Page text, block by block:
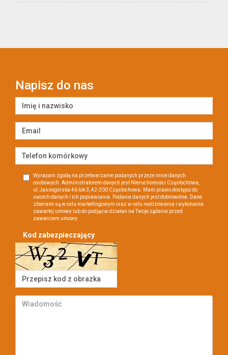
Napisz do nas
Wyrażam zgodę na przetwarzanie podanych przeze mnie danych
osobowych. Administratorem danych jest Nieruchomości Częstochowa,
ul.Jasnogórska 46 lok 3, 42-200 Częstochowa. Mam prawo dostępu do
swoich danych i ich poprawiania. Podanie danych jest dobrowolne. Dane
zbierane są w celu marketingowym oraz w celu realizowania i wykonania
zawartej umowy lub do podjęcia działań na Twoje żądanie przed
zawarciem umowy.
Kod zabezpieczający